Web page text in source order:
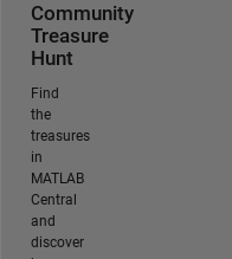
Community
Treasure
Hunt
Find
the
treasures
in
MATLAB
Central
and
discover